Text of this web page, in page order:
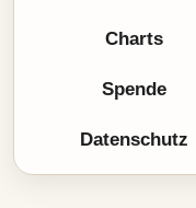
Charts
Spende
Datenschutz